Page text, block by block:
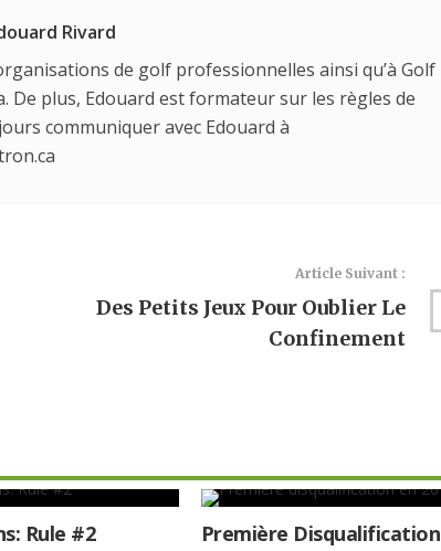
Rivard
de golf professionnelles ainsi qu’à Golf
De plus, Edouard est formateur sur les règles de
communiquer avec Edouard à
Article Suivant :
Des Petits Jeux Pour Oublier Le
Confinement
Rule #2
Première Disqualification